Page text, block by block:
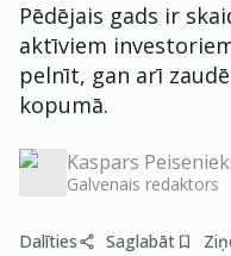
Pēdējais gads ir
aktīviem
pelnīt, gan arī
kopumā.
Kaspars
Galvenais redaktors
Dalīties Saglabāt